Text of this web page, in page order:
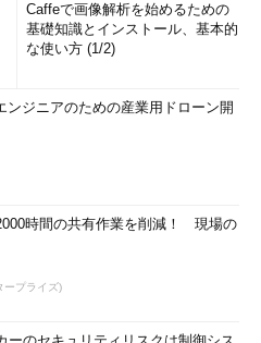
Caffeで画像解析を始めるための
基礎知識とインストール、基本的
な使い方 (1/2)
ンジニアのための産業用ドローン開
時間の共有作業を削減！ 現場の
ープライズ)